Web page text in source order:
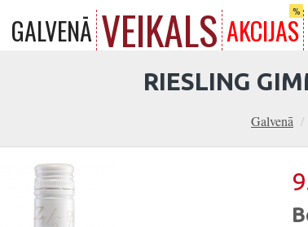
GALVENĀ VEIKALS AKCIJAS
%
Galvenā
RIESLING